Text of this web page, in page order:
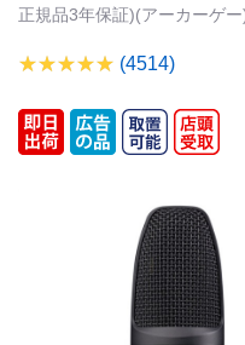
正規品3年保証)(アーカーゲ
(4514)